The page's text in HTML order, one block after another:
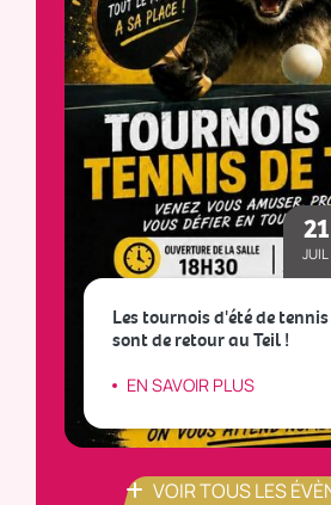
21
JUIL
Les tournois d'été de
sont de retour au Teil !
EN SAVOIR PLUS
VOIR TOUS LES